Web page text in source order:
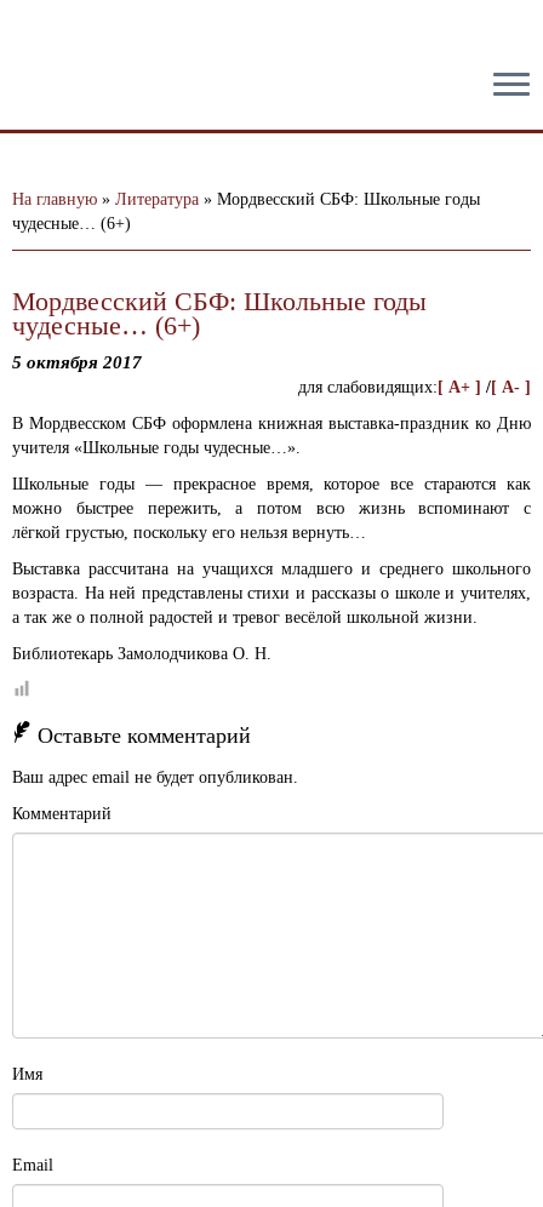
На главную » Литература » Мордвесский СБФ: Школьные годы
чудесные… (6+)
Мордвесский СБФ: Школьные годы
чудесные… (6+)
5 октября 2017
для слабовидящих: [ A+ ] /[ A- ]
В Мордвесском СБФ оформлена книжная выставка-праздник ко Дню
учителя «Школьные годы чудесные…».
Школьные годы — прекрасное время, которое все стараются как
можно быстрее пережить, а потом всю жизнь вспоминают с
лёгкой грустью, поскольку его нельзя вернуть…
Выставка рассчитана на учащихся младшего и среднего школьного
возраста. На ней представлены стихи и рассказы о школе и учителях,
а так же о полной радостей и тревог весёлой школьной жизни.
Библиотекарь Замолодчикова О. Н.
Оставьте комментарий
Ваш адрес email не будет опубликован.
Комментарий
Имя
Email